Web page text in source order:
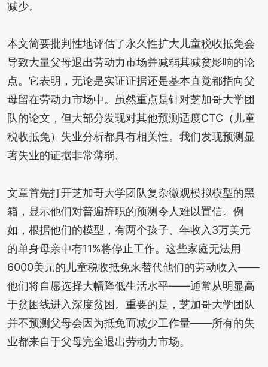
减少。
本文简要批判性地评估了永久性扩大儿童税收抵免会
导致大量父母退出劳动力市场并减弱其减贫影响的论
点。它表明，无论是实证证据还是基本直觉都指向父
母留在劳动力市场中。虽然重点是针对芝加哥大学团
队的论文，但大部分发现对其他预测适度CTC（儿童
税收抵免）失业分析都具有相关性。我们发现预测显
著失业的证据非常薄弱。
文章首先打开芝加哥大学团队复杂微观模拟模型的黑
箱，显示他们对普遍辞职的预测令人难以置信。例
如，根据他们的模型，有两个孩子、年收入3万美元
的单身母亲中有11%将停止工作。这些家庭无法用
6000美元的儿童税收抵免来替代他们的劳动收入——
他们将自愿选择大幅降低生活水平——通常从明显高
于贫困线进入深度贫困。重要的是，芝加哥大学团队
并不预测父母会因为抵免而减少工作量——所有的失
业都来自于父母完全退出劳动力市场。